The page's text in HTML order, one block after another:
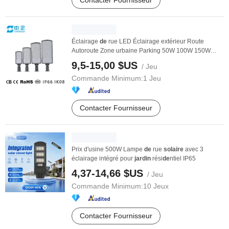
Éclairage de rue LED Éclairage extérieur Route
Autoroute Zone urbaine Parking 50W 100W 150W
9,5-15,00 $US / Jeu
Commande Minimum:1 Jeu
Contacter Fournisseur
Prix d'usine 500W Lampe de rue solaire avec 3
éclairage intégré pour jardin résidentiel IP65
4,37-14,66 $US / Jeu
Commande Minimum:10 Jeux
Contacter Fournisseur